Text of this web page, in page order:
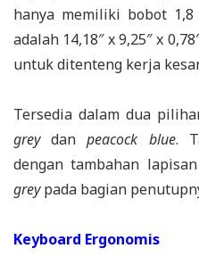
hanya memiliki bobot
adalah 14,18″ x 9,25″ x
untuk ditenteng kerja
Tersedia dalam dua
greydanpeacock blue.
dengan tambahan lapisan
greypada bagian
Keyboard Ergonomis